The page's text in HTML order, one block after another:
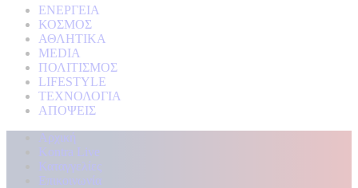
ΕΝΕΡΓΕΙΑ
ΚΟΣΜΟΣ
ΑΘΛΗΤΙΚΑ
MEDIA
ΠΟΛΙΤΙΣΜΟΣ
LIFESTYLE
ΤΕΧΝΟΛΟΓΙΑ
ΑΠΟΨΕΙΣ
Αρχική
Kontra Live
Καταγγελίες
Επικοινωνία